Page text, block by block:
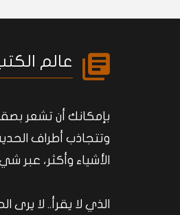
عالم
بإمكانك أن تشعر
وتتجاذب أطراف
الأشياء وأكثر، عبر
الذي لا يقرأ.. لا